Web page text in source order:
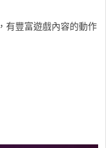
有豐富遊戲內容的動作